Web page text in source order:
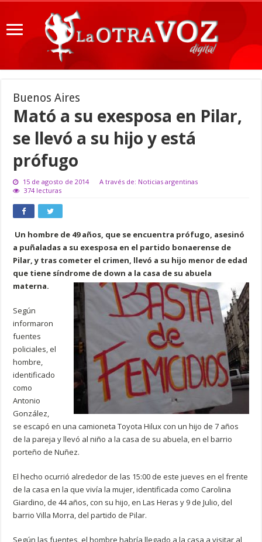
Buenos Aires
Mató a su exesposa en Pilar,
se llevó a su hijo y está
prófugo
15 de agosto de 2014
A través de: Noticias argentinas
374 lecturas
Un hombre de 49 años, que se encuentra prófugo, asesinó
a puñaladas a su exesposa en el partido bonaerense de
Pilar, y tras cometer el crimen, llevó a su hijo menor de edad
que tiene síndrome de down a la casa de su abuela
materna.
Según
informaron
fuentes
policiales, el
hombre,
identificado
como
Antonio
González,
se escapó en una camioneta Toyota Hilux con un hijo de 7 años
de la pareja y llevó al niño a la casa de su abuela, en el barrio
porteño de Nuñez.
El hecho ocurrió alrededor de las 15:00 de este jueves en el frente
de la casa en la que vivía la mujer, identificada como Carolina
Giardino, de 44 años, con su hijo, en Las Heras y 9 de Julio, del
barrio Villa Morra, del partido de Pilar.
Según las fuentes, el hombre habría llegado a la casa a visitar al